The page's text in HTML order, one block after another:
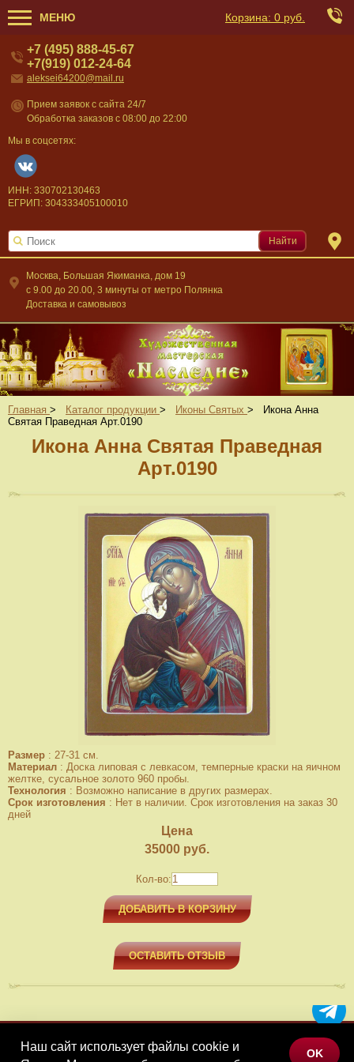
МЕНЮ Корзина: 0 руб.
Москва, Большая Якиманка, дом 19
c 9.00 до 20.00, 3 минуты от метро Полянка
Доставка и самовывоз
+7 (495) 888-45-67
+7(919) 012-24-64
aleksei64200@mail.ru
Прием заявок с сайта 24/7
Обработка заказов с 08:00 до 22:00
Мы в соцсетях:
ИНН: 330702130463
ЕГРИП: 304333405100010
Найти
Главная > Каталог продукции > Иконы Святых >
Икона Анна
Святая Праведная Арт.0190
Икона Анна Святая Праведная
Арт.0190
Размер : 27-31 см.
Материал : Доска липовая с левкасом, темперные краски на яичном
желтке, сусальное золото 960 пробы.
Технология : Возможно написание в других размерах.
Срок изготовления : Нет в наличии. Срок изготовления на заказ 30
дней
Цена
35000 руб.
Кол-во:
ДОБАВИТЬ В КОРЗИНУ
ОСТАВИТЬ ОТЗЫВ
МЕНЮ
Наш сайт использует файлы cookie и
OK